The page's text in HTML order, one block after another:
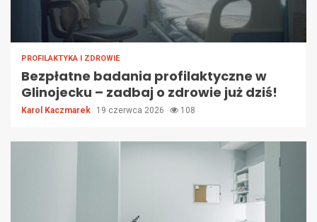
PROFILAKTYKA I ZDROWIE
Bezpłatne badania profilaktyczne w
Glinojecku – zadbaj o zdrowie już dziś!
Karol Kaczmarek 19 czerwca 2026 108